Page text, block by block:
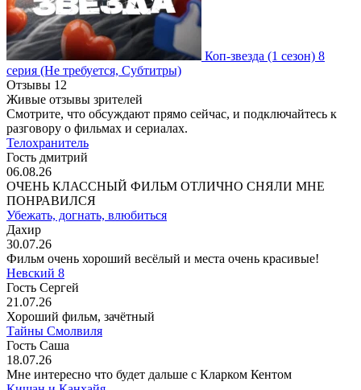
Коп-звезда (1 сезон) 8
серия (Не требуется, Субтитры)
Отзывы 12
Живые отзывы зрителей
Смотрите, что обсуждают прямо сейчас, и подключайтесь к
разговору о фильмах и сериалах.
Телохранитель
Гость дмитрий
06.08.26
ОЧЕНЬ КЛАССНЫЙ ФИЛЬМ ОТЛИЧНО СНЯЛИ МНЕ
ПОНРАВИЛСЯ
Убежать, догнать, влюбиться
Дахир
30.07.26
Фильм очень хороший весёлый и места очень красивые!
Невский 8
Гость Сергей
21.07.26
Хороший фильм, зачётный
Тайны Смолвиля
Гость Саша
18.07.26
Мне интересно что будет дальше с Кларком Кентом